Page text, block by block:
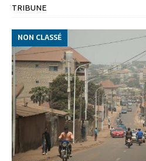
TRIBUNE
NON CLASSÉ